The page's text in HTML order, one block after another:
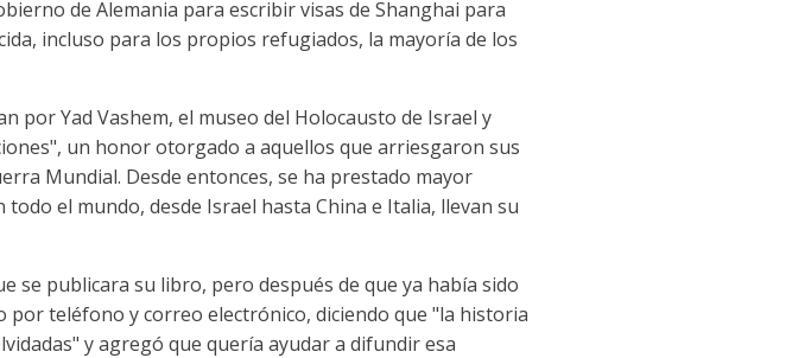
de Alemania para escribir visas de Shanghai para
incluso para los propios refugiados, la mayoría de los
por Yad Vashem, el museo del Holocausto de Israel y
un honor otorgado a aquellos que arriesgaron sus
Mundial. Desde entonces, se ha prestado mayor
el mundo, desde Israel hasta China e Italia, llevan su
se publicara su libro, pero después de que ya había sido
por teléfono y correo electrónico, diciendo que "la historia
y agregó que quería ayudar a difundir esa